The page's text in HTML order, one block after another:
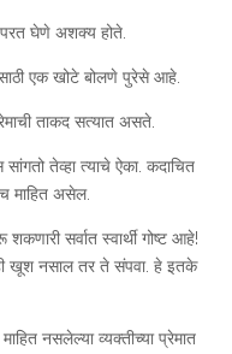
घेणे अशक्य होते.
एक खोटे बोलणे पुरेसे आहे.
ताकद सत्यात असते.
तेव्हा त्याचे ऐका. कदाचित
माहित असेल.
सर्वात स्वार्थी गोष्ट आहे!
खूश नसाल तर ते संपवा. हे इतके
नसलेल्या व्यक्तीच्या प्रेमात